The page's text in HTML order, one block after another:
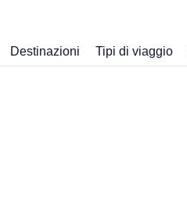
Destinazioni Tipi di viaggio